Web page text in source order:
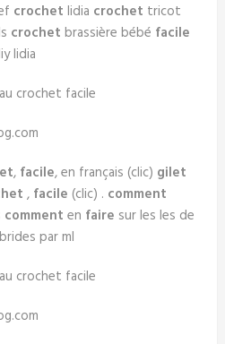
crochet lidia crochet tricot
crochet brassière bébé facile
lidia
, facile, en français (clic) gilet
, facile (clic) . comment
comment en faire sur les les de
brides par ml